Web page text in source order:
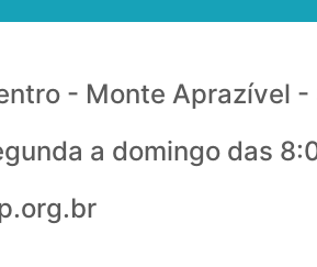
- Monte Aprazível -
a domingo das